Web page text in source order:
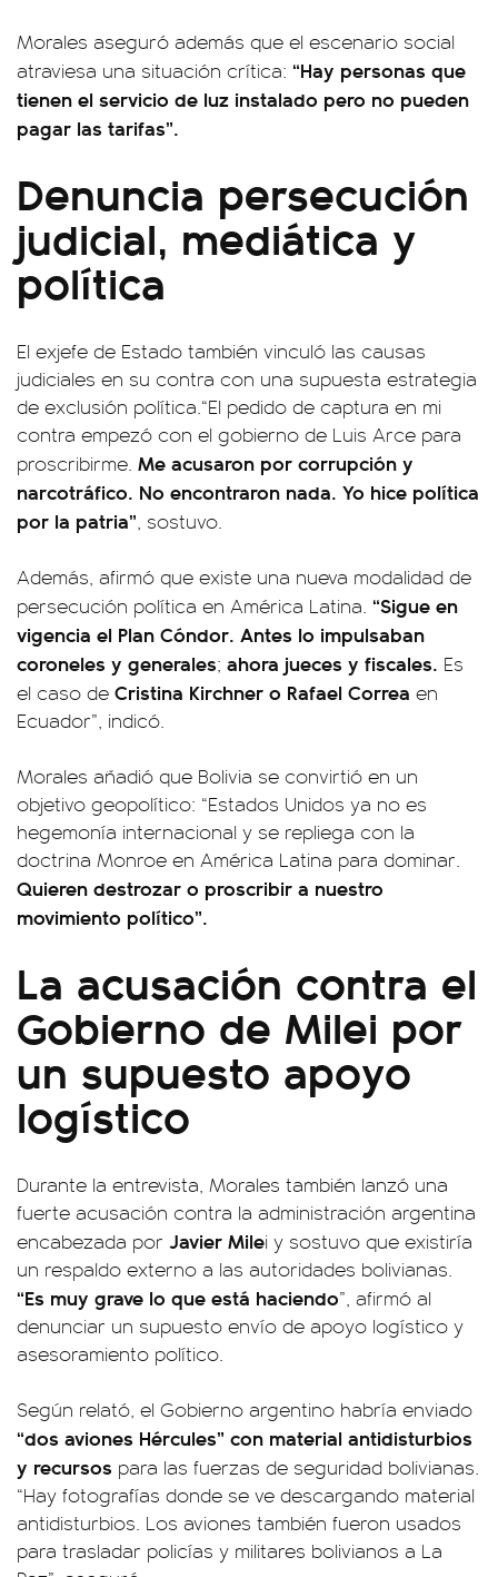
Morales aseguró además que el escenario social
atraviesa una situación crítica: “Hay personas que
tienen el servicio de luz instalado pero no pueden
pagar las tarifas”.
Denuncia persecución
judicial, mediática y
política
El exjefe de Estado también vinculó las causas
judiciales en su contra con una supuesta estrategia
de exclusión política.“El pedido de captura en mi
contra empezó con el gobierno de Luis Arce para
proscribirme. Me acusaron por corrupción y
narcotráfico. No encontraron nada. Yo hice política
por la patria”, sostuvo.
Además, afirmó que existe una nueva modalidad de
persecución política en América Latina. “Sigue en
vigencia el Plan Cóndor. Antes lo impulsaban
coroneles y generales; ahora jueces y fiscales. Es
el caso de Cristina Kirchner o Rafael Correa en
Ecuador”, indicó.
Morales añadió que Bolivia se convirtió en un
objetivo geopolítico: “Estados Unidos ya no es
hegemonía internacional y se repliega con la
doctrina Monroe en América Latina para dominar.
Quieren destrozar o proscribir a nuestro
movimiento político”.
La acusación contra el
Gobierno de Milei por
un supuesto apoyo
logístico
Durante la entrevista, Morales también lanzó una
fuerte acusación contra la administración argentina
encabezada por Javier Milei y sostuvo que existiría
un respaldo externo a las autoridades bolivianas.
“Es muy grave lo que está haciendo”, afirmó al
denunciar un supuesto envío de apoyo logístico y
asesoramiento político.
Según relató, el Gobierno argentino habría enviado
“dos aviones Hércules” con material antidisturbios
y recursos para las fuerzas de seguridad bolivianas.
“Hay fotografías donde se ve descargando material
antidisturbios. Los aviones también fueron usados
para trasladar policías y militares bolivianos a La